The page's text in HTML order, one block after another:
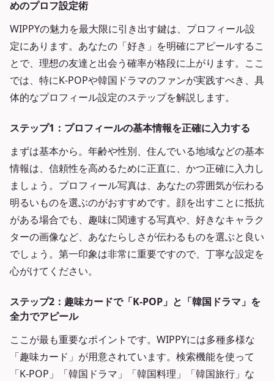
めのプロフ設定術
WIPPYの魅力を最大限に引き出す鍵は、プロフィール設
定にあります。あなたの「好き」を明確にアピールするこ
とで、理想の友達と出会う確率が格段に上がります。ここ
では、特にK-POPや韓国ドラマのファンが実践すべき、具
体的なプロフィール設定のステップを解説します。
ステップ1：プロフィールの基本情報を正確に入力する
まずは基本から。年齢や性別、住んでいる地域などの基本
情報は、信頼性を高めるために正直に、かつ正確に入力し
ましょう。プロフィール写真は、あなたの雰囲気が伝わる
明るいものを選ぶのがおすすめです。顔を出すことに抵抗
がある場合でも、趣味に関連する写真や、好きなキャラク
ターの画像など、あなたらしさが伝わるものを選ぶと良い
でしょう。第一印象は非常に重要ですので、丁寧な設定を
心がけてください。
ステップ2：趣味カードで「K-POP」と「韓国ドラマ」を
全力でアピール
ここが最も重要なポイントです。WIPPYには多種多様な
「趣味カード」が用意されています。検索機能を使って
「K-POP」「韓国ドラマ」「韓国料理」「韓国旅行」な